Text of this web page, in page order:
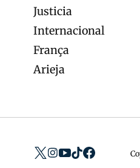
Justicia
Internacional
França
Arieja